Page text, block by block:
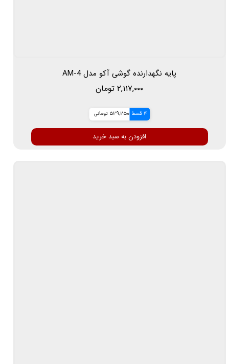
پایه نگهدارنده گوشی آکو مدل AM-4
۲,۱۱۷,۰۰۰ تومان
4 قسط 529,250 تومانی
افزودن به سبد خرید